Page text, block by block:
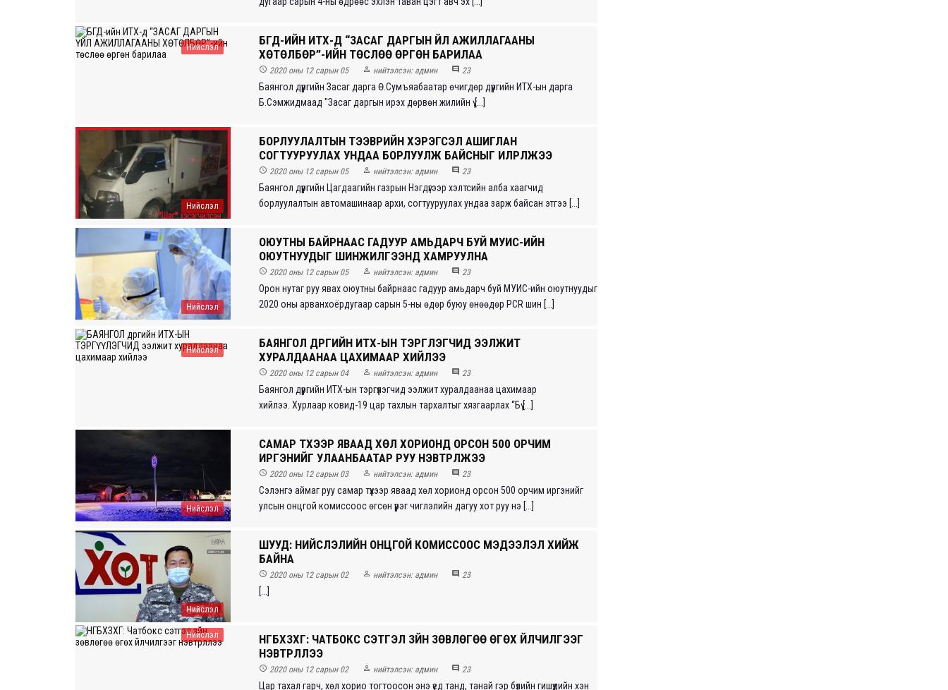
Нийслэл
БГД-ИЙН ИТХ-Д “ЗАСАГ ДАРГЫН ҮЙЛ АЖИЛЛАГААНЫ
ХӨТӨЛБӨР”-ИЙН ТӨСЛӨӨ ӨРГӨН БАРИЛАА
 2020 оны 12 сарын 05  нийтэлсэн: админ  23
Баянгол дүүргийн Засаг дарга Ө.Сумъяабаатар өчигдөр дүүргийн ИТХ-ын дарга
Б.Сэмжидмаад "Засаг даргын ирэх дөрвөн жилийн ү [...]
Нийслэл
БОРЛУУЛАЛТЫН ТЭЭВРИЙН ХЭРЭГСЭЛ АШИГЛАН
СОГТУУРУУЛАХ УНДАА БОРЛУУЛЖ БАЙСНЫГ ИЛРҮҮЛЖЭЭ
 2020 оны 12 сарын 05  нийтэлсэн: админ  23
Баянгол дүүргийн Цагдаагийн газрын Нэгдүгээр хэлтсийн алба хаагчид
борлуулалтын автомашинаар архи, согтууруулах ундаа зарж байсан этгээ [...]
Нийслэл
ОЮУТНЫ БАЙРНААС ГАДУУР АМЬДАРЧ БУЙ МУИС-ИЙН
ОЮУТНУУДЫГ ШИНЖИЛГЭЭНД ХАМРУУЛНА
 2020 оны 12 сарын 05  нийтэлсэн: админ  23
Орон нутаг руу явах оюутны байрнаас гадуур амьдарч буй МУИС-ийн оюутнуудыг
2020 оны арванхоёрдугаар сарын 5-ны өдөр буюу өнөөдөр PCR шин [...]
Нийслэл
БАЯНГОЛ ДҮҮРГИЙН ИТХ-ЫН ТЭРГҮҮЛЭГЧИД ЭЭЛЖИТ
ХУРАЛДААНАА ЦАХИМААР ХИЙЛЭЭ
 2020 оны 12 сарын 04  нийтэлсэн: админ  23
Баянгол дүүргийн ИТХ-ын тэргүүлэгчид ээлжит хуралдаанаа цахимаар
хийлээ. Хурлаар ковид-19 цар тахлын тархалтыг хязгаарлах “Бү [...]
Нийслэл
САМАР ТҮҮХЭЭР ЯВААД ХӨЛ ХОРИОНД ОРСОН 500 ОРЧИМ
ИРГЭНИЙГ УЛААНБААТАР РУУ НЭВТРҮҮЛЖЭЭ
 2020 оны 12 сарын 03  нийтэлсэн: админ  23
Сэлэнгэ аймаг руу самар түүхээр яваад хөл хорионд орсон 500 орчим иргэнийг
улсын онцгой комиссоос өгсөн үүрэг чиглэлийн дагуу хот руу нэ [...]
Нийслэл
ШУУД: НИЙСЛЭЛИЙН ОНЦГОЙ КОМИССООС МЭДЭЭЛЭЛ ХИЙЖ
БАЙНА
 2020 оны 12 сарын 02  нийтэлсэн: админ  23
[...]
Нийслэл
НГБХЗХГ: ЧАТБОКС СЭТГЭЛ ЗҮЙН ЗӨВЛӨГӨӨ ӨГӨХ ҮЙЛЧИЛГЭЭГ
НЭВТРҮҮЛЛЭЭ
 2020 оны 12 сарын 02  нийтэлсэн: админ  23
Цар тахал гарч, хөл хорио тогтоосон энэ үед танд, танай гэр бүлийн гишүүдийн хэн